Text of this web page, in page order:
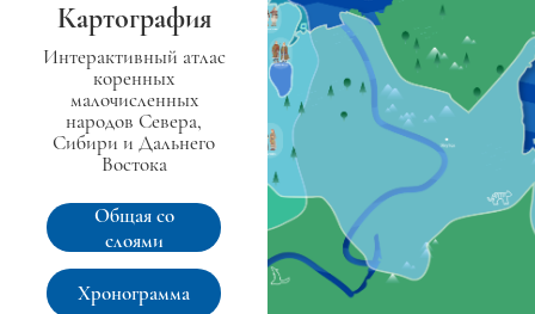
Картография
Интерактивный атлас
коренных
малочисленных
народов Севера,
Сибири и Дальнего
Востока
Общая со
слоями
Хронограмма